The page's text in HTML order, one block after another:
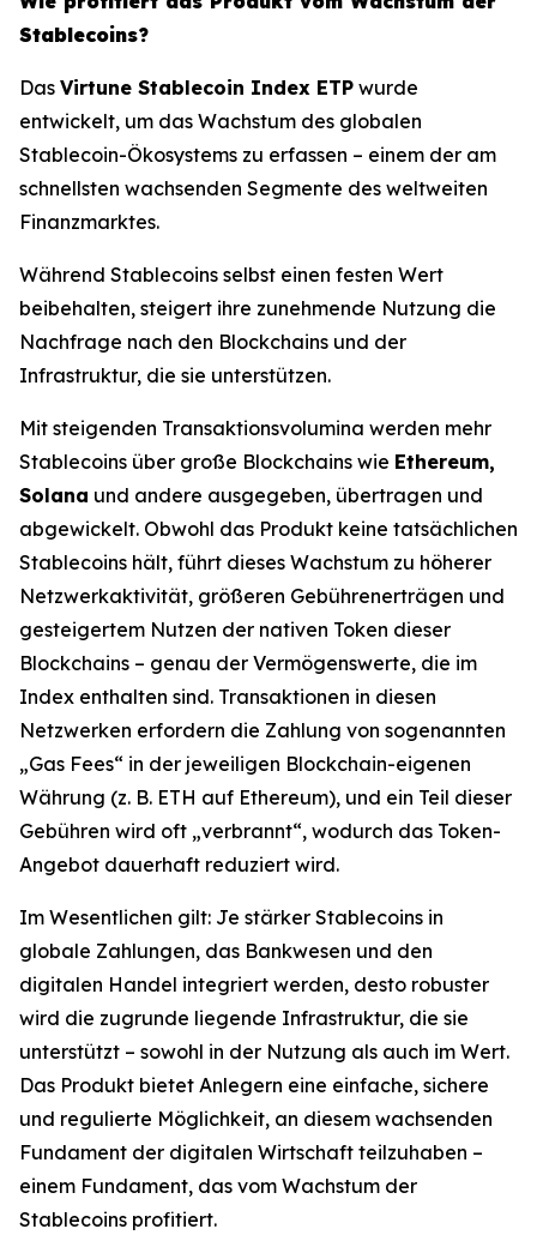
Stablecoins?
Das Virtune Stablecoin Index ETP wurde
entwickelt, um das Wachstum des globalen
Stablecoin-Ökosystems zu erfassen – einem der am
schnellsten wachsenden Segmente des weltweiten
Finanzmarktes.
Während Stablecoins selbst einen festen Wert
beibehalten, steigert ihre zunehmende Nutzung die
Nachfrage nach den Blockchains und der
Infrastruktur, die sie unterstützen.
Mit steigenden Transaktionsvolumina werden mehr
Stablecoins über große Blockchains wie Ethereum,
Solana und andere ausgegeben, übertragen und
abgewickelt. Obwohl das Produkt keine tatsächlichen
Stablecoins hält, führt dieses Wachstum zu höherer
Netzwerkaktivität, größeren Gebührenerträgen und
gesteigertem Nutzen der nativen Token dieser
Blockchains – genau der Vermögenswerte, die im
Index enthalten sind. Transaktionen in diesen
Netzwerken erfordern die Zahlung von sogenannten
„Gas Fees“ in der jeweiligen Blockchain-eigenen
Währung (z. B. ETH auf Ethereum), und ein Teil dieser
Gebühren wird oft „verbrannt“, wodurch das Token-
Angebot dauerhaft reduziert wird.
Im Wesentlichen gilt: Je stärker Stablecoins in
globale Zahlungen, das Bankwesen und den
digitalen Handel integriert werden, desto robuster
wird die zugrunde liegende Infrastruktur, die sie
unterstützt – sowohl in der Nutzung als auch im Wert.
Das Produkt bietet Anlegern eine einfache, sichere
und regulierte Möglichkeit, an diesem wachsenden
Fundament der digitalen Wirtschaft teilzuhaben –
einem Fundament, das vom Wachstum der
Stablecoins profitiert.